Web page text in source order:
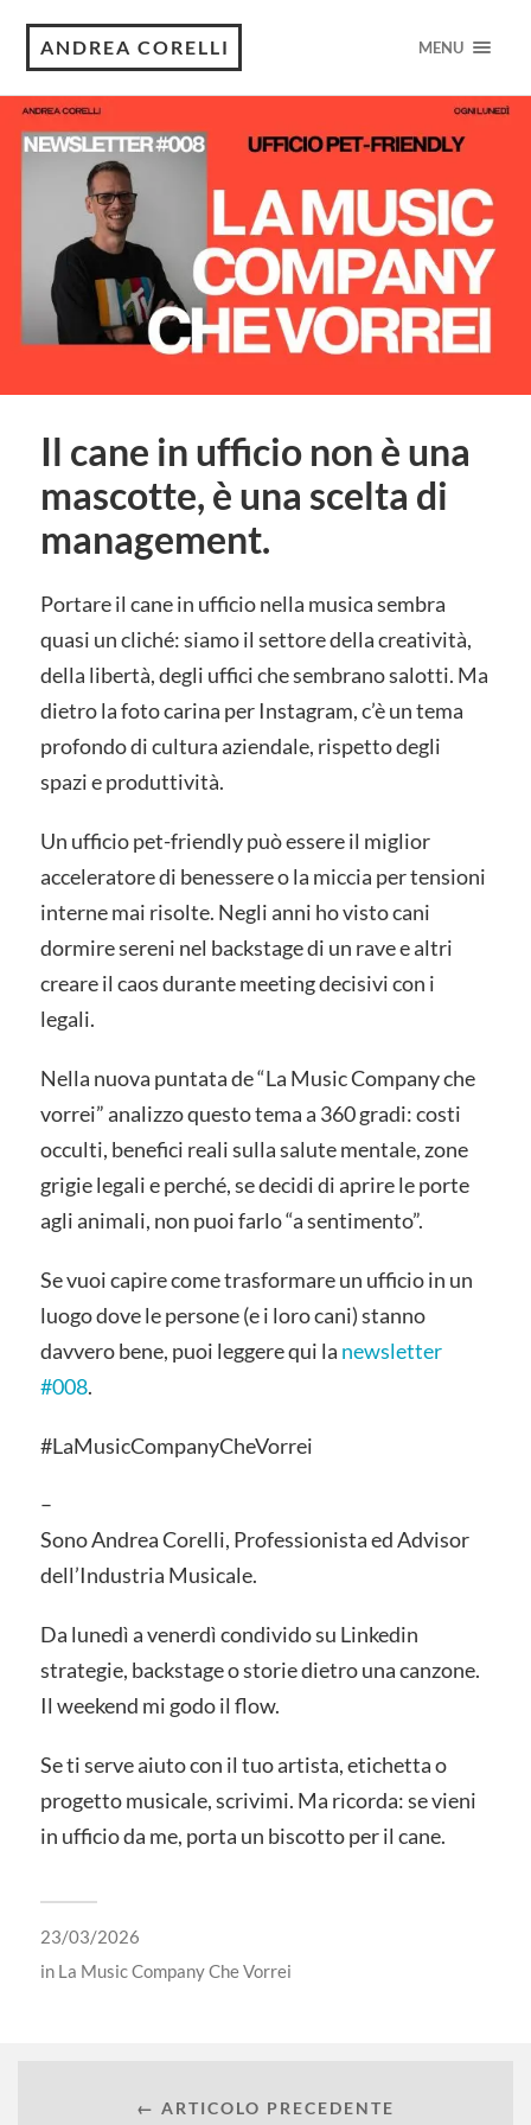
ANDREA CORELLI MENU
Il cane in ufficio non è una
mascotte, è una scelta di
management.
Portare il cane in ufficio nella musica sembra
quasi un cliché: siamo il settore della creatività,
della libertà, degli uffici che sembrano salotti. Ma
dietro la foto carina per Instagram, c’è un tema
profondo di cultura aziendale, rispetto degli
spazi e produttività.
Un ufficio pet-friendly può essere il miglior
acceleratore di benessere o la miccia per tensioni
interne mai risolte. Negli anni ho visto cani
dormire sereni nel backstage di un rave e altri
creare il caos durante meeting decisivi con i
legali.
Nella nuova puntata de “La Music Company che
vorrei” analizzo questo tema a 360 gradi: costi
occulti, benefici reali sulla salute mentale, zone
grigie legali e perché, se decidi di aprire le porte
agli animali, non puoi farlo “a sentimento”.
Se vuoi capire come trasformare un ufficio in un
luogo dove le persone (e i loro cani) stanno
davvero bene, puoi leggere qui la newsletter
#008.
#LaMusicCompanyCheVorrei
–
Sono Andrea Corelli, Professionista ed Advisor
dell’Industria Musicale.
Da lunedì a venerdì condivido su Linkedin
strategie, backstage o storie dietro una canzone.
Il weekend mi godo il flow.
Se ti serve aiuto con il tuo artista, etichetta o
progetto musicale, scrivimi. Ma ricorda: se vieni
in ufficio da me, porta un biscotto per il cane.
23/03/2026
in La Music Company Che Vorrei
← ARTICOLO PRECEDENTE